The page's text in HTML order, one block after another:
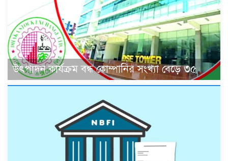
উৎপাদন কার্যক্রম বন্ধ কোম্পানির সংখ্যা বেড়ে ৩৫